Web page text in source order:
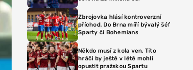
Zbrojovka hlásí kontroverzní
příchod. Do Brna míří bývalý šéf
Sparty či Bohemians
Někdo musí z kola ven. Tito
hráči by ještě v létě mohli
opustit pražskou Spartu